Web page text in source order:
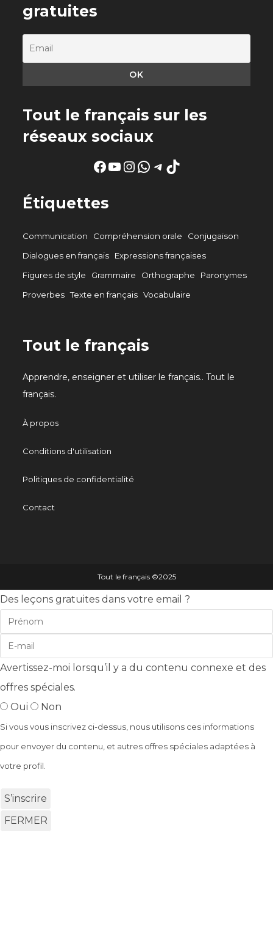
gratuites
Tout le français sur les
réseaux sociaux
Facebook
YouTube
Instagram
WhatsApp
Telegram
TikTok
Étiquettes
Communication Compréhension orale
Conjugaison
Dialogues en français
Expressions françaises
Figures de style
Grammaire Orthographe
Paronymes
Proverbes Texte en français Vocabulaire
Tout le français
Apprendre, enseigner et utiliser le français.. Tout le
français.
À propos
Conditions d'utilisation
Politiques de confidentialité
Contact
Tout le français ©️2025
Des leçons gratuites dans votre email ?
Avertissez-moi lorsqu’il y a du contenu connexe et des
offres spéciales.
Oui
Non
Si vous vous inscrivez ci-dessus, nous utilisons ces informations
pour envoyer du contenu, et autres offres spéciales adaptées à
votre profil.
S’inscrire
FERMER